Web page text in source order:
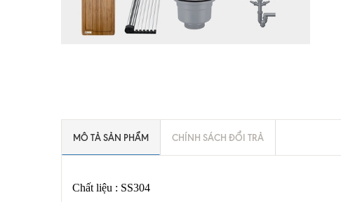
MÔ TẢ SẢN PHẨM CHÍNH SÁCH ĐỔI TRẢ
Chất liệu : SS304